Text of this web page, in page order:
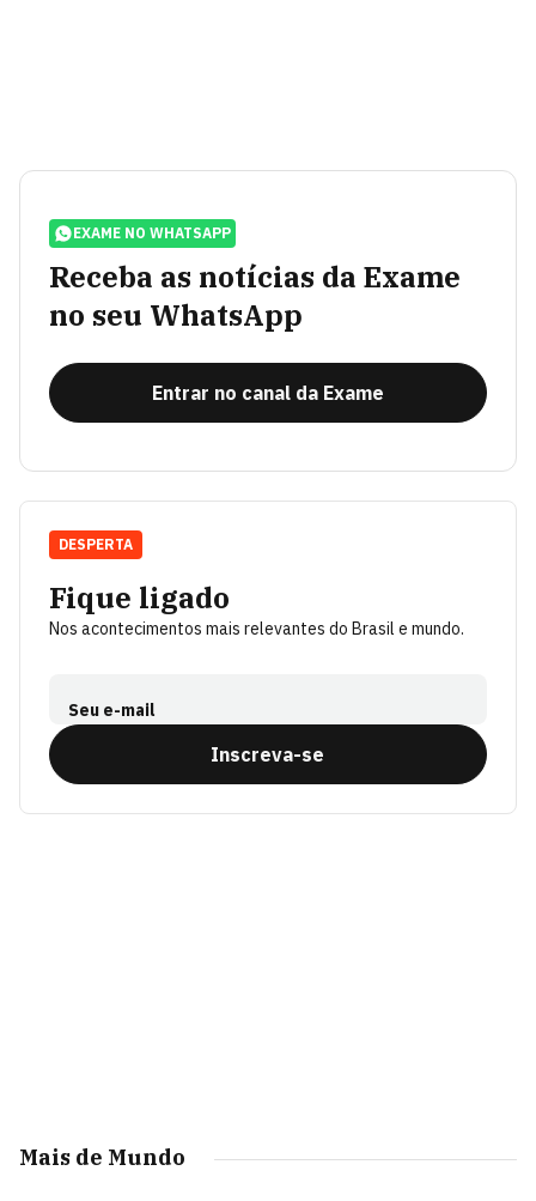
EXAME NO WHATSAPP
Receba as notícias da Exame
no seu WhatsApp
Entrar no canal da Exame
Fique ligado
Nos acontecimentos mais relevantes do Brasil e mundo.
Seu e-mail
Inscreva-se
DESPERTA
Mais de Mundo